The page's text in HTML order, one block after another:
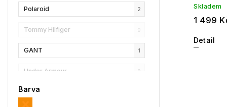
Polaroid 2
Tommy Hilfiger 0
GANT 1
Under Armour 0
Privé Revaux
Barva
Skladem
1 499
Detail